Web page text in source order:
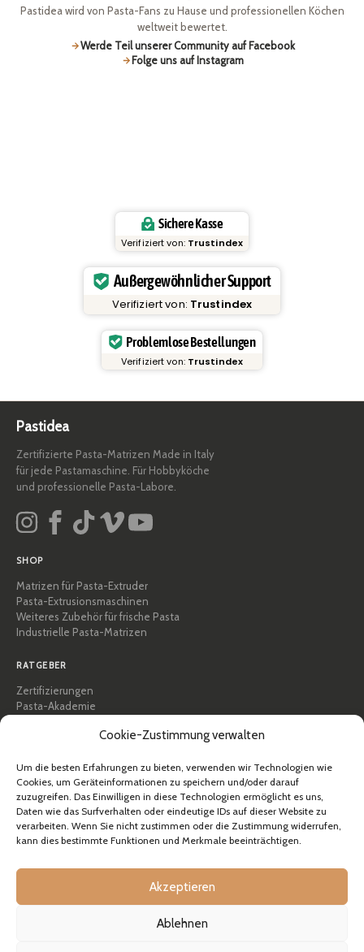
Cookie-Zustimmung verwalten
Um die besten Erfahrungen zu bieten, verwenden wir Technologien wie
Cookies, um Geräteinformationen zu speichern und/oder darauf
zuzugreifen. Das Einwilligen in diese Technologien ermöglicht es uns,
Daten wie das Surfverhalten oder eindeutige IDs auf dieser Website zu
verarbeiten. Wenn Sie nicht zustimmen oder die Zustimmung widerrufen,
kann dies bestimmte Funktionen und Merkmale beeinträchtigen.
Akzeptieren
Ablehnen
Pastidea wird von Pasta-Fans zu Hause und professionellen Köchen
weltweit bewertet.
Werde Teil unserer Community auf Facebook
Folge uns auf Instagram
Sichere Kasse
Verifiziert von: Trustindex
Außergewöhnlicher Support
Verifiziert von: Trustindex
Problemlose Bestellungen
Verifiziert von: Trustindex
Pastidea
Zertifizierte Pasta-Matrizen Made in Italy
für jede Pastamaschine. Für Hobbyköche
und professionelle Pasta-Labore.
SHOP
Matrizen für Pasta-Extruder
Pasta-Extrusionsmaschinen
Weiteres Zubehör für frische Pasta
Industrielle Pasta-Matrizen
RATGEBER
Zertifizierungen
Pasta-Akademie
Über Pastidea
HILFE
FAQ & Support
Kontakt
Versandinformationen